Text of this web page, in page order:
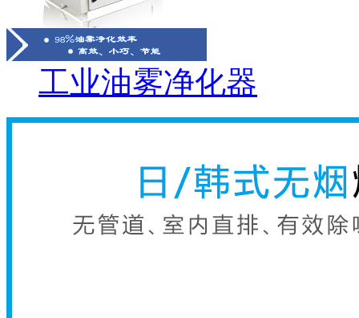
工业油雾净化器